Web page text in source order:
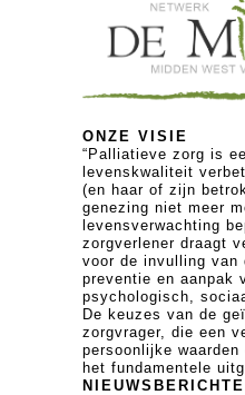
ONZE VISIE
“Palliatieve zorg is
levenskwaliteit
(en haar of zijn
genezing niet meer
levensverwachting
zorgverlener draagt
voor de invulling van
preventie en aanpak
psychologisch,
De keuzes van de
zorgvrager, die een
persoonlijke
het fundamentele